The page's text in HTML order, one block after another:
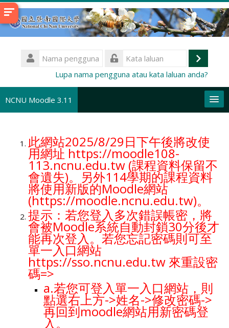
Langkau
ke
kandungan
Nama
pengguna
Log
Lupa nama pengguna atau kata laluan anda?
NCNU Moodle 3.11
Cari
kursus
此網站2025/8/29日下午後將改使
用網址 https://moodle108-
113.ncnu.edu.tw (課程資料保留不
會遺失)。另外114學期的課程資料
將使用新版的Moodle網站
(https://moodle.ncnu.edu.tw)。
提示：若您登入多次錯誤帳密，將
會被Moodle系統自動封鎖30分後才
能再次登入。若您忘記密碼則可至
單一入口網站
https://sso.ncnu.edu.tw 來重設密
碼=>
a.若您可登入單一入口網站，則
點選右上方->姓名->修改密碼->
再回到moodle網站用新密碼登
入。